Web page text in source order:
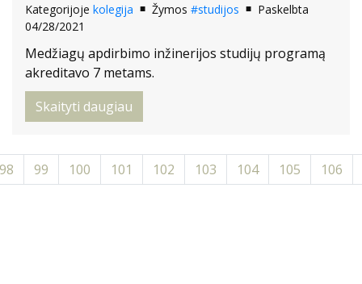
Kategorijoje kolegija Žymos #studijos
Paskelbta
04/28/2021
Medžiagų apdirbimo inžinerijos studijų programą
akreditavo 7 metams.
Skaityti daugiau
98 99 100 101 102 103 104 105 106